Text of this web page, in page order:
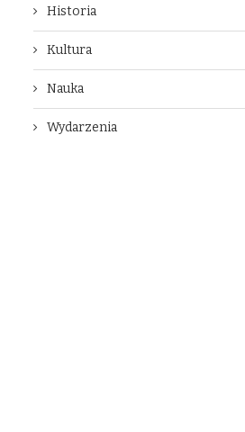
Historia
Kultura
Nauka
Wydarzenia